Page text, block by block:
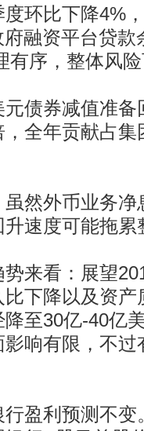
比下降4%，
融资平台贷款
有序，整体风
券减值准备
全年贡献占集
外币业务净
速度可能拖
看：展望
下降以及资产
至30亿-40亿
响有限，不过
利预测不变